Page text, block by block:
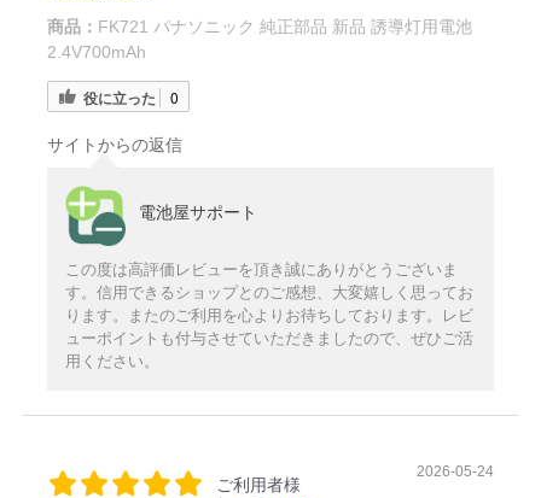
商品： FK721 パナソニック 純正部品 新品 誘導灯用電池
2.4V700mAh
役に立った 0
サイトからの返信
電池屋サポート
この度は高評価レビューを頂き誠にありがとうございま
す。信用できるショップとのご感想、大変嬉しく思ってお
ります。またのご利用を心よりお待ちしております。レビ
ューポイントも付与させていただきましたので、ぜひご活
用ください。
ご利用者様
2026-05-24